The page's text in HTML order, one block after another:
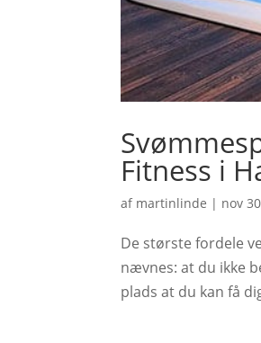
Fitness i
af martinlinde | nov
De største fordele
nævnes: at du ikke
plads at du kan få